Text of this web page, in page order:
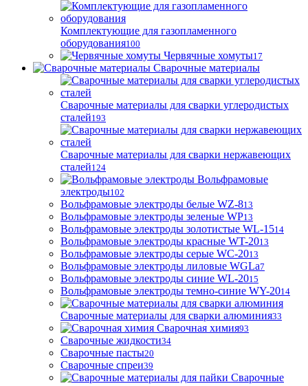
Комплектующие для газопламенного
оборудования100
Червячные хомуты17
Сварочные материалы
Сварочные материалы для сварки углеродистых
сталей193
Сварочные материалы для сварки нержавеющих
сталей124
Вольфрамовые
электроды102
Вольфрамовые электроды белые WZ-813
Вольфрамовые электроды зеленые WP13
Вольфрамовые электроды золотистые WL-1514
Вольфрамовые электроды красные WT-2013
Вольфрамовые электроды серые WC-2013
Вольфрамовые электроды лиловые WGLa7
Вольфрамовые электроды синие WL-2015
Вольфрамовые электроды темно-синие WY-2014
Сварочные материалы для сварки алюминия33
Сварочная химия93
Сварочные жидкости34
Сварочные пасты20
Сварочные спреи39
Сварочные